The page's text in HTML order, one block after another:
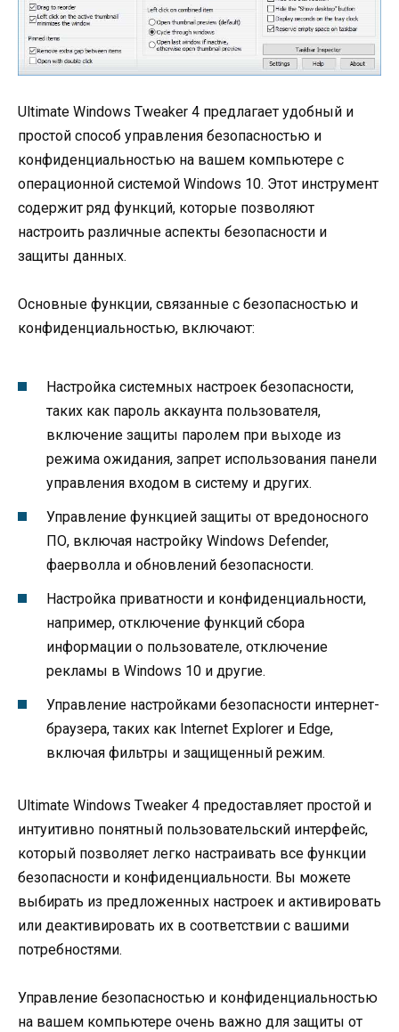
Ultimate Windows Tweaker 4 предлагает удобный и
простой способ управления безопасностью и
конфиденциальностью на вашем компьютере с
операционной системой Windows 10. Этот инструмент
содержит ряд функций, которые позволяют
настроить различные аспекты безопасности и
защиты данных.
Основные функции, связанные с безопасностью и
конфиденциальностью, включают:
Настройка системных настроек безопасности,
таких как пароль аккаунта пользователя,
включение защиты паролем при выходе из
режима ожидания, запрет использования панели
управления входом в систему и других.
Управление функцией защиты от вредоносного
ПО, включая настройку Windows Defender,
фаерволла и обновлений безопасности.
Настройка приватности и конфиденциальности,
например, отключение функций сбора
информации о пользователе, отключение
рекламы в Windows 10 и другие.
Управление настройками безопасности интернет-
браузера, таких как Internet Explorer и Edge,
включая фильтры и защищенный режим.
Ultimate Windows Tweaker 4 предоставляет простой и
интуитивно понятный пользовательский интерфейс,
который позволяет легко настраивать все функции
безопасности и конфиденциальности. Вы можете
выбирать из предложенных настроек и активировать
или деактивировать их в соответствии с вашими
потребностями.
Управление безопасностью и конфиденциальностью
на вашем компьютере очень важно для защиты от